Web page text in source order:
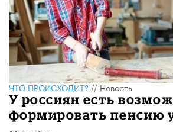
ЧТО ПРОИСХОДИТ?//Новость
У россиян есть
формировать пенсию